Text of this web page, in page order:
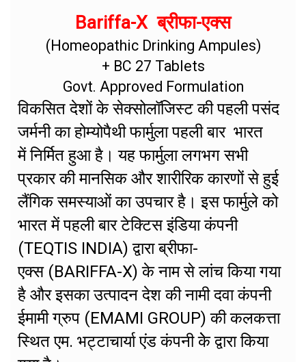
Bariffa-X ब्रीफा-एक्स
(Homeopathic Drinking Ampules)
+ BC 27 Tablets
Govt. Approved Formulation
विकसित देशों के सेक्सोलॉजिस्ट की पहली पसंद
जर्मनी का होम्योपैथी फार्मुला पहली बार भारत
में निर्मित हुआ है। यह फार्मुला लगभग सभी
प्रकार की मानसिक और शारीरिक कारणों से हुई
लैंगिक समस्याओं का उपचार है। इस फार्मुले को
भारत में पहली बार टेक्टिस इंडिया कंपनी
(TEQTIS INDIA) द्वारा ब्रीफा-
एक्स (BARIFFA-X) के नाम से लांच किया गया
है और इसका उत्पादन देश की नामी दवा कंपनी
ईमामी ग्रुप (EMAMI GROUP) की कलकत्ता
स्थित एम. भट्टाचार्या एंड कंपनी केे द्वारा किया